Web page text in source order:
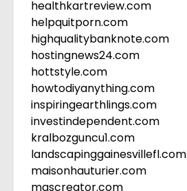
healthkartreview.com
helpquitporn.com
highqualitybanknote.com
hostingnews24.com
hottstyle.com
howtodiyanything.com
inspiringearthlings.com
investindependent.com
kralbozguncu1.com
landscapinggainesvillefl.com
maisonhauturier.com
mascreator.com